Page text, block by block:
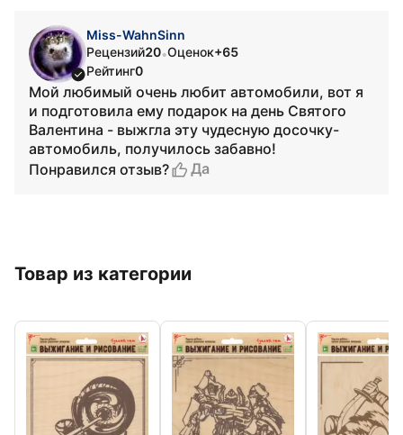
Miss-WahnSinn
Рецензий20•Оценок+65
Рейтинг0
Мой любимый очень любит автомобили, вот я
и подготовила ему подарок на день Святого
Валентина - выжгла эту чудесную досочку-
автомобиль, получилось забавно!
Понравился отзыв?
Да
Товар из категории